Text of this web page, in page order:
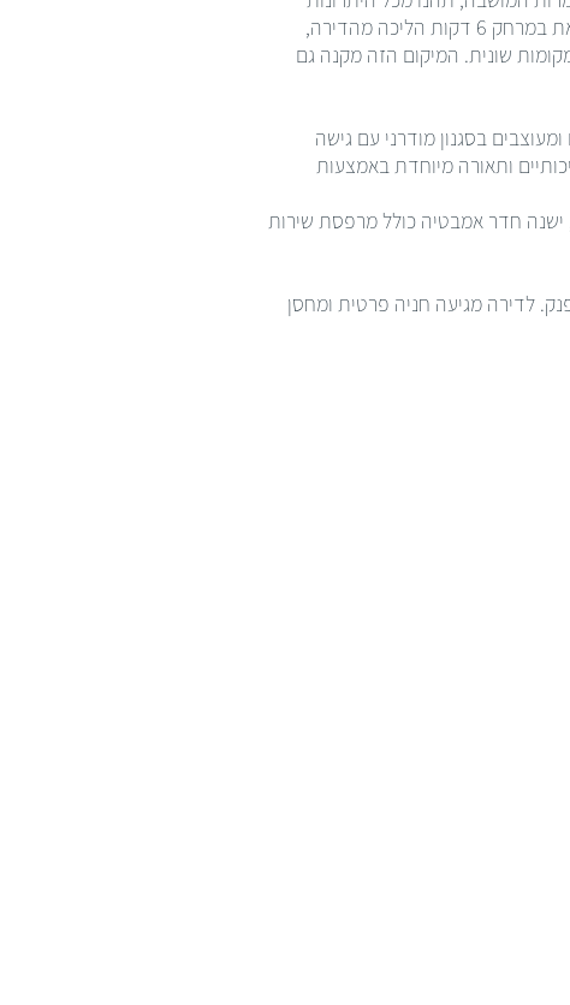
שהמקום בא להציע. בתי ספר מובילים וגנים מספקים סביבה נהדרת למשפחות. בנוסף, תחנת הרכבת נמצאת במרחק 6 דקות הליכה מהדירה,
המאפשרת יציאה נוחה ומהירה למקומות שונית. המיקום הזה מקנה גם
של 15 מטר. הסלון והמטבח פתוחים ומעוצבים בסגנון מודרני עם גישה
ותאורה מיוחדת באמצעות
זאת, ישנה חדר אמבטיה כולל מרפסת שירות
חדר כושר חדיש ומפנק. לדירה מגיעה חניה פרטית ומחסן